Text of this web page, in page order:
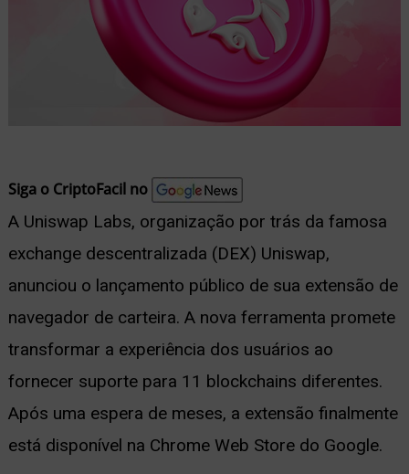
Siga o CriptoFacil no
A Uniswap Labs, organização por trás da famosa
exchange descentralizada (DEX) Uniswap,
anunciou o lançamento público de sua extensão de
navegador de carteira. A nova ferramenta promete
transformar a experiência dos usuários ao
fornecer suporte para 11 blockchains diferentes.
Após uma espera de meses, a extensão finalmente
está disponível na Chrome Web Store do Google.